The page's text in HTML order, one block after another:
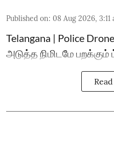
Published on: 08 Aug 2026, 3:11
Telangana | Police
அடுத்த நிமிடமே